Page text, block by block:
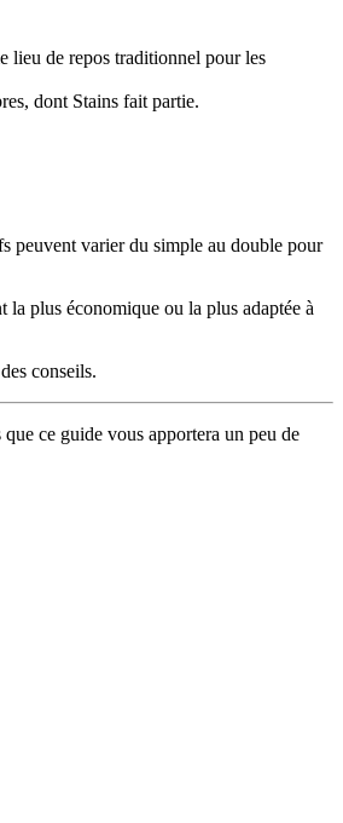
lieu de repos traditionnel pour les
dont Stains fait partie.
peuvent varier du simple au double pour
la plus économique ou la plus adaptée à
conseils.
ce guide vous apportera un peu de